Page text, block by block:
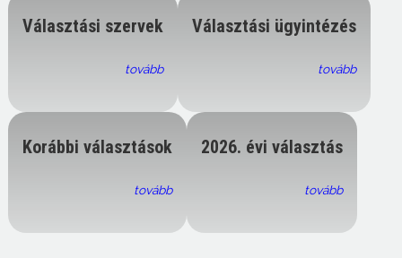
Választási szervek
tovább
Választási ügyintézés
tovább
Korábbi választások
tovább
2026. évi választás
tovább